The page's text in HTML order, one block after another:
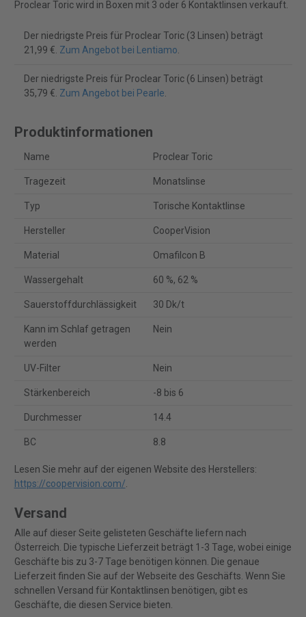
Proclear Toric wird in Boxen mit 3 oder 6 Kontaktlinsen verkauft.
Der niedrigste Preis für Proclear Toric (3 Linsen) beträgt
21,99 €. Zum Angebot bei Lentiamo.
Der niedrigste Preis für Proclear Toric (6 Linsen) beträgt
35,79 €. Zum Angebot bei Pearle.
Produktinformationen
Name Proclear Toric
Tragezeit Monatslinse
Typ Torische Kontaktlinse
Hersteller CooperVision
Material Omafilcon B
Wassergehalt 60 %, 62 %
Sauerstoffdurchlässigkeit 30 Dk/t
Kann im Schlaf getragen
werden
Nein
UV-Filter Nein
Stärkenbereich -8 bis 6
Durchmesser 14.4
BC 8.8
Lesen Sie mehr auf der eigenen Website des Herstellers:
https://coopervision.com/.
Versand
Alle auf dieser Seite gelisteten Geschäfte liefern nach
Österreich. Die typische Lieferzeit beträgt 1-3 Tage, wobei einige
Geschäfte bis zu 3-7 Tage benötigen können. Die genaue
Lieferzeit finden Sie auf der Webseite des Geschäfts. Wenn Sie
schnellen Versand für Kontaktlinsen benötigen, gibt es
Geschäfte, die diesen Service bieten.